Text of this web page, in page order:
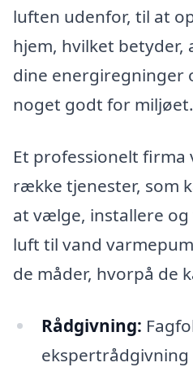
luften udenfor, til at
hjem, hvilket betyder,
dine energiregninger
noget godt for miljøet.
Et professionelt firma
række tjenester, som
at vælge, installere
luft til vand
de måder, hvorpå de
Rådgivning:
ekspertrådgivning